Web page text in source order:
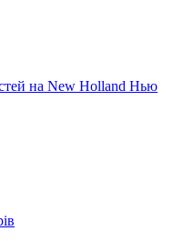
на New Holland Нью